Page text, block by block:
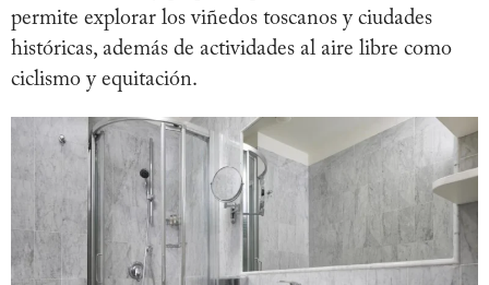
permite explorar los viñedos toscanos y ciudades
históricas, además de actividades al aire libre como
ciclismo y equitación.